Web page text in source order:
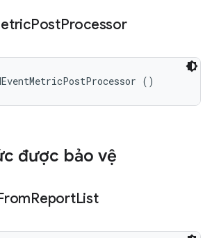
PostProcessor
()
được bảo vệ
ReportList